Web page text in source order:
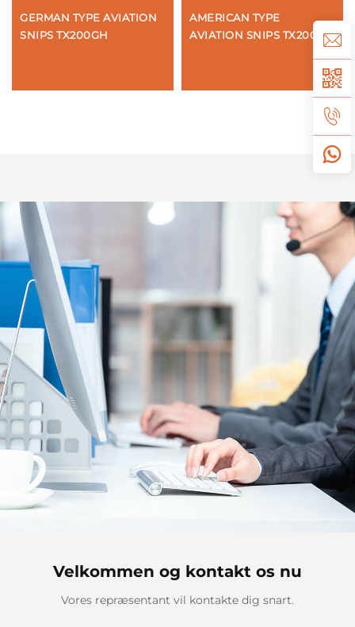
GERMAN TYPE AVIATION
SNIPS TX200GH
AMERICAN TYPE
AVIATION SNIPS TX200A
Velkommen og kontakt os nu
Vores repræsentant vil kontakte dig snart.